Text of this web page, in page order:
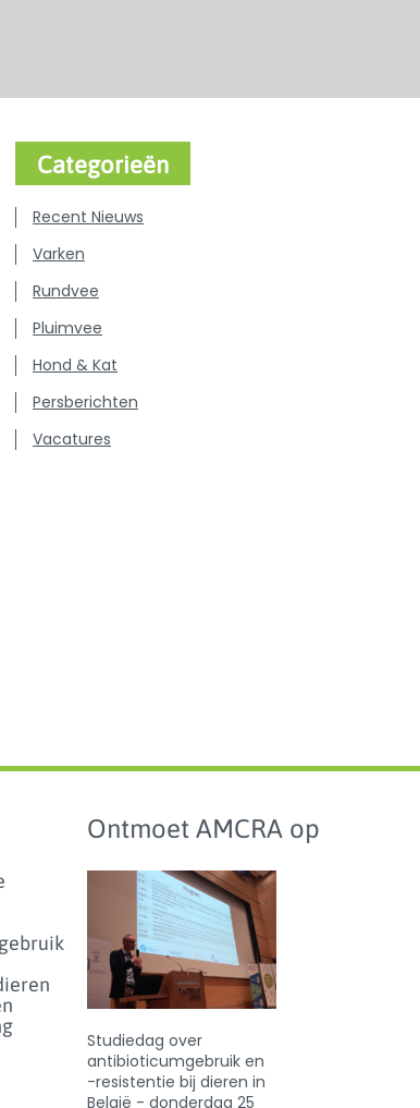
Categorieën
Recent Nieuws
Varken
Rundvee
Pluimvee
Hond & Kat
Persberichten
Vacatures
Ontmoet AMCRA op
Studiedag over
antibioticumgebruik en
-resistentie bij dieren in
België - donderdag 25